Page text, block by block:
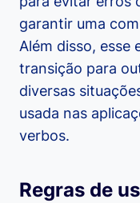
garantir uma
Além disso, esse
transição para
diversas
usada nas
verbos.
Regras de